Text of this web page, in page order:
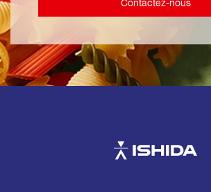
Contactez-nous